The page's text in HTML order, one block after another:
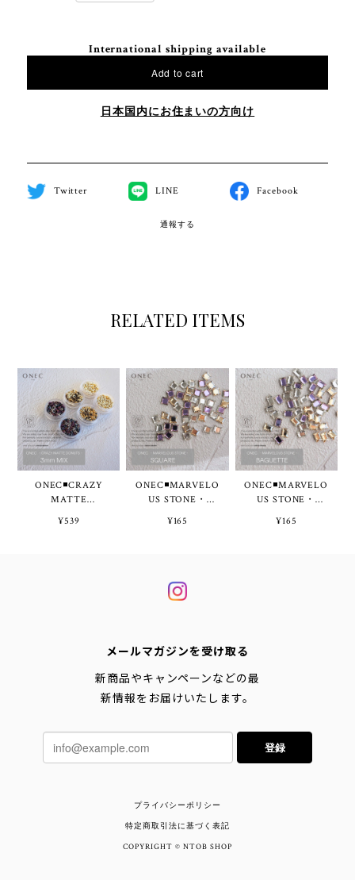
International shipping available
Add to cart
日本国内にお住まいの方向け
Twitter LINE Facebook
通報する
RELATED ITEMS
ONEC◾️CRAZY
MATTE
¥539
ONEC◾️MARVELO
US STONE・
¥165
ONEC◾️MARVELO
US STONE・
¥165
メールマガジンを受け取る
新商品やキャンペーンなどの最
新情報をお届けいたします。
登録
プライバシーポリシー
特定商取引法に基づく表記
COPYRIGHT © NTOB SHOP